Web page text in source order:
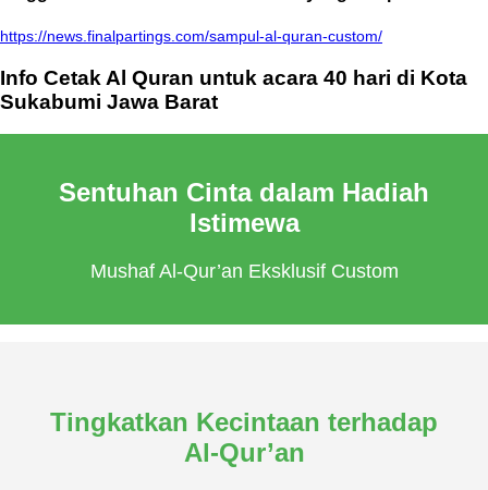
https://news.finalpartings.com/sampul-al-quran-custom/
Info Cetak Al Quran untuk acara 40 hari di Kota
Sukabumi Jawa Barat
Sentuhan Cinta dalam Hadiah
Istimewa
Mushaf Al-Qur’an Eksklusif Custom
Tingkatkan Kecintaan terhadap
Al-Qur’an